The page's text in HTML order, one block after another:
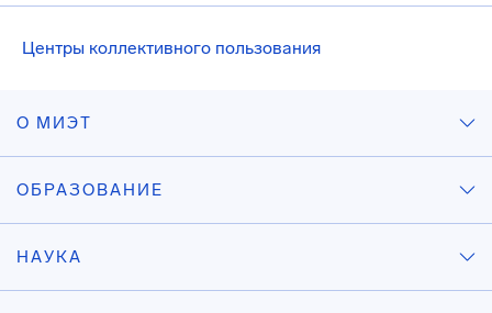
Центры коллективного пользования
О МИЭТ
ОБРАЗОВАНИЕ
НАУКА